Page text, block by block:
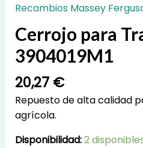
Recambios Massey
Cerrojo para
3904019M1
20,27 €
Repuesto de alta calidad
agrícola.
Disponibilidad:2